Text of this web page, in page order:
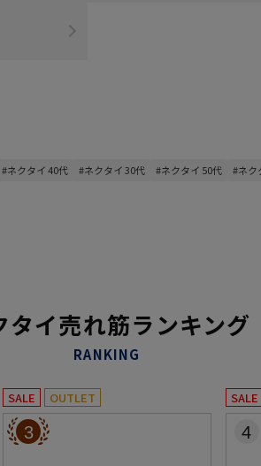
#ネクタイ 40代 #ネクタイ 30代 #ネクタイ 50代 #ネク
タイ売れ筋ランキング
RANKING
SALE OUTLET
3
SALE
4